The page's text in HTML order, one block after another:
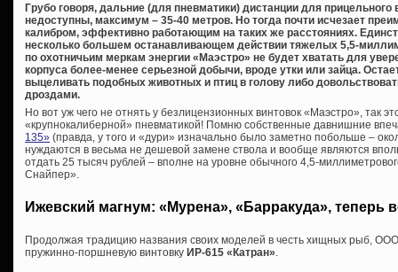
Грубо говоря, дальние (для пневматики) дистанции для
недоступны, максимум – 35-40 метров. Но тогда почти исчезает
калибром, эффективно работающим на таких же расстояниях.
несколько большем останавливающем действии тяжелых 5,5-
по охотничьим меркам энергии «Маэстро» не будет хватать для
корпуса более-менее серьезной добычи, вроде утки или зайца.
выцеливать подобных животных и птиц в голову либо
дроздами.
Но вот уж чего не отнять у безлицензионных винтовок «Маэстро», так
«крупнокалиберной» пневматикой! Помню собственные давнишние
135» (правда, у того и «дури» изначально было заметно побольше –
нуждаются в весьма не дешевой замене ствола и вообще являются
отдать 25 тысяч рублей – вполне на уровне обычного 4,5-
Снайпер».
Ижевский магнум: «Мурена», «Барракуда», теперь
Продолжая традицию названия своих моделей в честь хищных рыб,
пружинно-поршневую винтовку ИР-615 «Катран».